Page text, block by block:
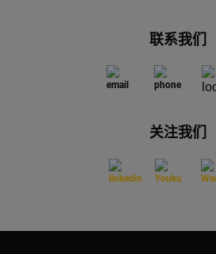
联系我们
关注我们